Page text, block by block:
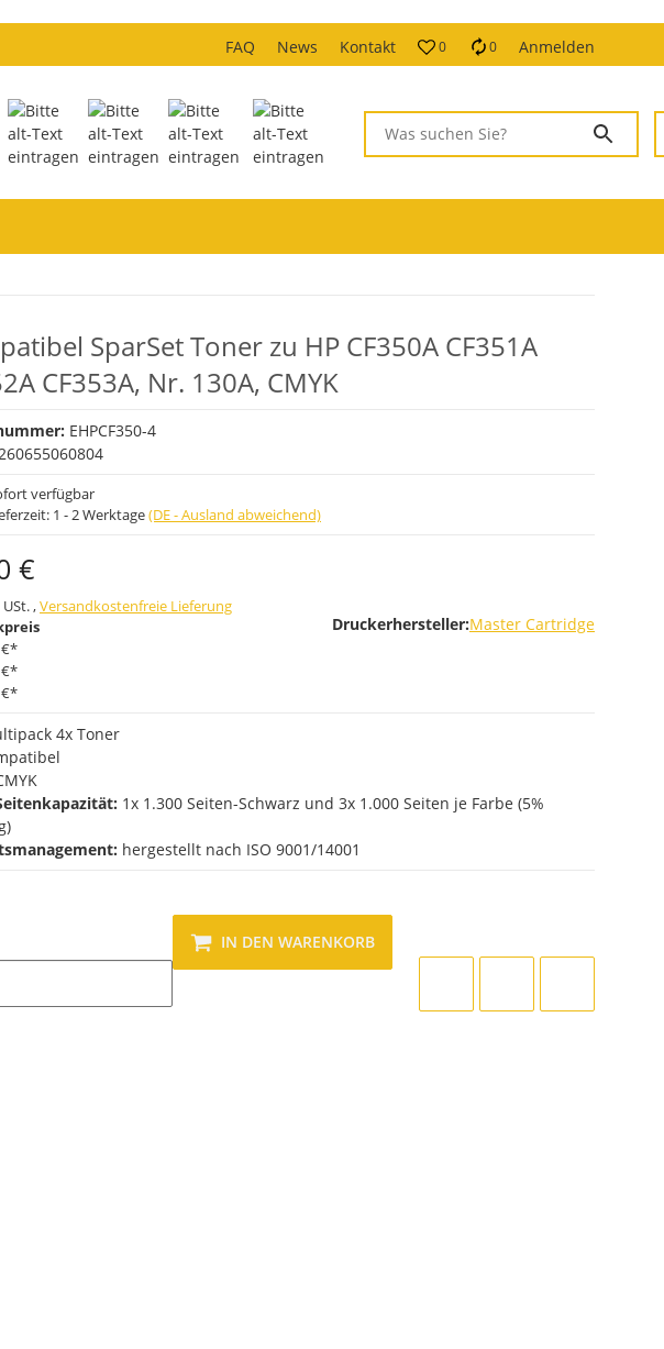
FAQ News Kontakt 0 0 Anmelden
SparSet Toner zu HP CF350A CF351A
CF353A, Nr. 130A, CMYK
EHPCF350-4
verfügbar
1 - 2 Werktage(DE - Ausland abweichend)
€
,Versandkostenfreie Lieferung
*
*
*
Druckerhersteller:Master Cartridge
4x Toner
1x 1.300 Seiten-Schwarz und 3x 1.000 Seiten je Farbe (5%
hergestellt nach ISO 9001/14001
IN DEN WARENKORB